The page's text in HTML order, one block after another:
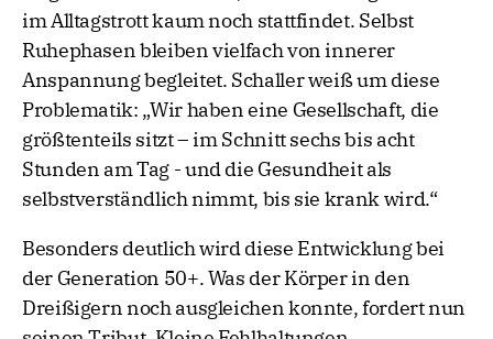
im Alltagstrott kaum noch stattfindet. Selbst
Ruhephasen bleiben vielfach von innerer
Anspannung begleitet. Schaller weiß um diese
Problematik: „Wir haben eine Gesellschaft, die
größtenteils sitzt – im Schnitt sechs bis acht
Stunden am Tag - und die Gesundheit als
selbstverständlich nimmt, bis sie krank wird.“
Besonders deutlich wird diese Entwicklung bei
der Generation 50+. Was der Körper in den
Dreißigern noch ausgleichen konnte, fordert nun